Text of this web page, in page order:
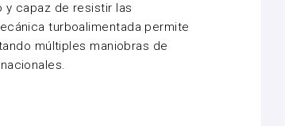
y capaz de resistir las
turboalimentada permite
múltiples maniobras de